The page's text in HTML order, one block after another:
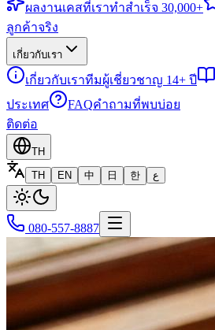
ผลงานเคสที่เราทำสำเร็จ 30,000+
ลูกค้าจริง
เกี่ยวกับเรา
เกี่ยวกับเราทีมผู้เชี่ยวชาญ 14+ ปี
ประเทศ
FAQคำถามที่พบบ่อย
ติดต่อ
TH
TH
EN 中 日 한 ع
080-557-8887